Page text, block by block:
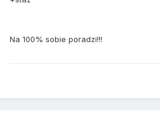
Na 100% sobie poradzi!!!